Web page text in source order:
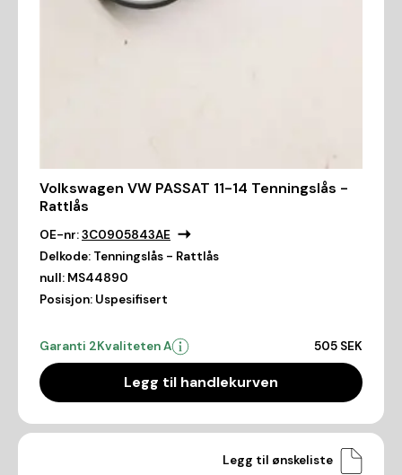
Volkswagen VW PASSAT 11-14 Tenningslås -
Rattlås
OE-nr:3C0905843AE
Delkode: Tenningslås - Rattlås
null: MS44890
Posisjon: Uspesifisert
Garanti 2Kvaliteten A 505 SEK
Legg til handlekurven
Legg til ønskeliste